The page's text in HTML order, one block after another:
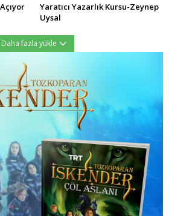
Yaratıcı Yazarlık Kursu-Zeynep
Uysal
Daha fazla yükle